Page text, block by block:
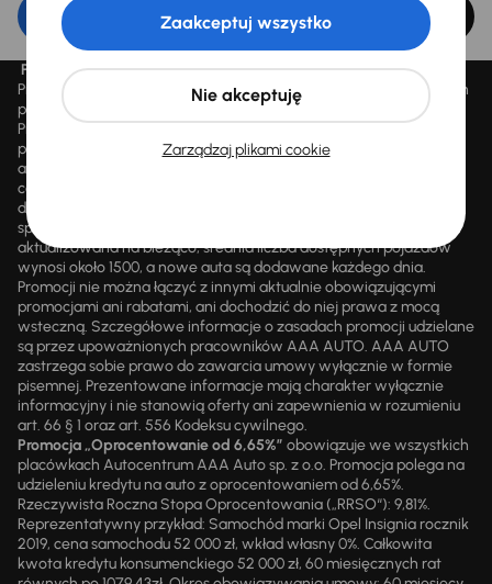
Edytuj filtr
Promocja „Letnie przeceny aż 1500 aut”
Promocja „Letnie przeceny aż 1500 aut” obowiązuje we wszystkich
placówkach Autocentrum AAA AUTO Sp. z o.o. („AAA AUTO”).
Promocja polega na możliwości nabycia wybranych pojazdów
przecenionych, wskazanych w serwisie internetowym
aaaauto.pl/promocja, ze zniżką uwidocznioną w prezentowanej
cenie. Zniżka jest obliczana jako różnica pomiędzy najniższą ceną
danego pojazdu z 30 dni przed obniżką a jego aktualną ceną
sprzedaży. Liczba samochodów objętych promocją jest zmienna i
aktualizowana na bieżąco; średnia liczba dostępnych pojazdów
wynosi około 1500, a nowe auta są dodawane każdego dnia.
Promocji nie można łączyć z innymi aktualnie obowiązującymi
promocjami ani rabatami, ani dochodzić do niej prawa z mocą
wsteczną. Szczegółowe informacje o zasadach promocji udzielane
są przez upoważnionych pracowników AAA AUTO. AAA AUTO
zastrzega sobie prawo do zawarcia umowy wyłącznie w formie
pisemnej. Prezentowane informacje mają charakter wyłącznie
informacyjny i nie stanowią oferty ani zapewnienia w rozumieniu
art. 66 § 1 oraz art. 556 Kodeksu cywilnego.
Promocja „Oprocentowanie od 6,65%” obowiązuje we wszystkich
placówkach Autocentrum AAA Auto sp. z o.o. Promocja polega na
udzieleniu kredytu na auto z oprocentowaniem od 6,65%.
Rzeczywista Roczna Stopa Oprocentowania („RRSO“): 9,81%.
Reprezentatywny przykład: Samochód marki Opel Insignia rocznik
2019, cena samochodu 52 000 zł, wkład własny 0%. Całkowita
kwota kredytu konsumenckiego 52 000 zł, 60 miesięcznych rat
Zarządzaj plikami cookie
Nie akceptuję
Zaakceptuj wszystko